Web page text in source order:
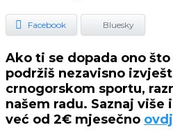
Facebook Bluesky
Ako ti se dopada ono
podržiš nezavisno
crnogorskom sportu,
našem radu. Saznaj više
već od 2€ mjesečno